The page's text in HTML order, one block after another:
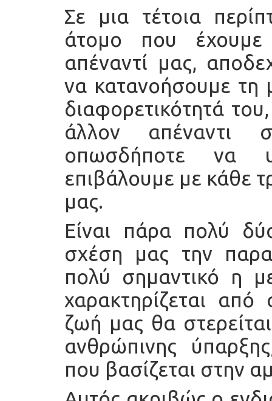
Σε μια τέτοια
άτομο που έχουμε
απέναντί μας,
να κατανοήσουμε τη
διαφορετικότητά
άλλον απέναντι
οπωσδήποτε να
επιβάλουμε με κάθε
μας.
Είναι πάρα πολύ
σχέση μας την
πολύ σημαντικό η
χαρακτηρίζεται από
ζωή μας θα
ανθρώπινης
που βασίζεται στην